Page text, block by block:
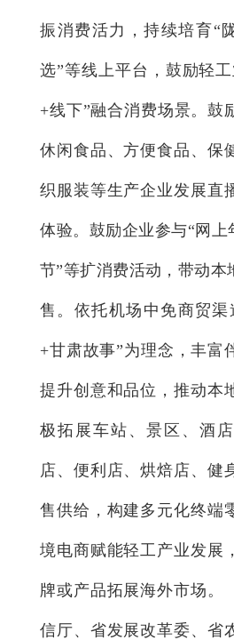
振消费活力，持续培育“
选”等线上平台，鼓励轻
+线下”融合消费场景。鼓
休闲食品、方便食品、保
织服装等生产企业发展直
体验。鼓励企业参与“网上
节”等扩消费活动，带动本
售。依托机场中免商贸渠
+甘肃故事”为理念，丰富
提升创意和品位，推动本
极拓展车站、景区、酒
店、便利店、烘焙店、健
售供给，构建多元化终端
境电商赋能轻工产业发展
牌或产品拓展海外市场。
信厅、省发展改革委、省